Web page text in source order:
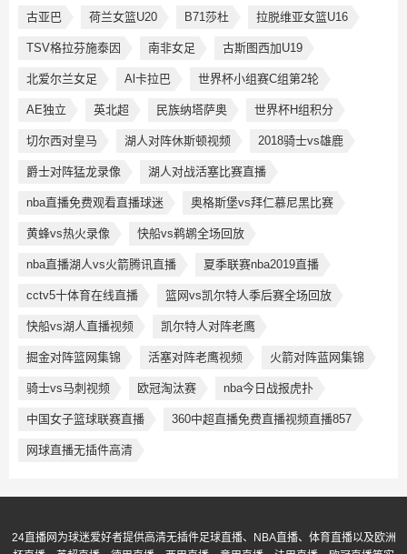
古亚巴 荷兰女篮U20 B71莎杜 拉脱维亚女篮U16
TSV格拉芬施泰因 南非女足 古斯图西加U19
北爱尔兰女足 Al卡拉巴 世界杯小组赛C组第2轮
AE独立 英北超 民族纳塔萨奥 世界杯H组积分
切尔西对皇马 湖人对阵休斯顿视频 2018骑士vs雄鹿
爵士对阵猛龙录像 湖人对战活塞比赛直播
nba直播免费观看直播球迷 奥格斯堡vs拜仁慕尼黑比赛
黄蜂vs热火录像 快船vs鹈鹕全场回放
nba直播湖人vs火箭腾讯直播 夏季联赛nba2019直播
cctv5十体育在线直播 篮网vs凯尔特人季后赛全场回放
快船vs湖人直播视频 凯尔特人对阵老鹰
掘金对阵篮网集锦 活塞对阵老鹰视频 火箭对阵蓝网集锦
骑士vs马刺视频 欧冠淘汰赛 nba今日战报虎扑
中国女子篮球联赛直播 360中超直播免费直播视频直播857
网球直播无插件高清
24直播网为球迷爱好者提供高清无插件足球直播、NBA直播、体育直播以及欧洲